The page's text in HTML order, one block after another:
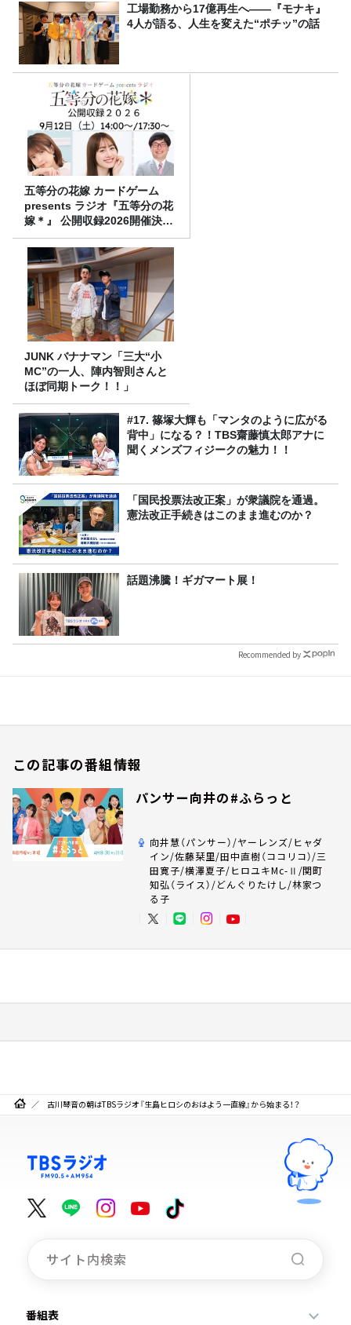
工場勤務から17億再生へ——『モナキ』
4人が語る、人生を変えた“ポチッ”の話
五等分の花嫁 カードゲーム
presents ラジオ『五等分の花
嫁＊』 公開収録2026開催決
定！
JUNK バナナマン「三大“小
MC”の一人、陣内智則さんと
ほぼ同期トーク！！」
#17. 篠塚大輝も「マンタのように広がる
背中」になる？！TBS齋藤慎太郎アナに
聞くメンズフィジークの魅力！！
「国民投票法改正案」が衆議院を通過。
憲法改正手続きはこのまま進むのか？
話題沸騰！ギガマート展！
Recommended by
この記事の番組情報
パンサー向井の#ふらっと
向井慧（パンサー）/ヤーレンズ/ヒャダ
イン/佐藤栞里/田中直樹（ココリコ）/三
田寛子/横澤夏子/ヒロユキMc-Ⅱ/関町
知弘（ライス）/どんぐりたけし/林家つ
る子
古川琴音の朝はTBSラジオ『生島ヒロシのおはよう一直線』から始まる！？
番組表